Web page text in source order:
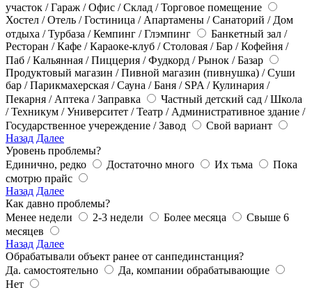
участок / Гараж / Офис / Склад / Торговое помещение
Хостел / Отель / Гостиница / Апартамены / Санаторий / Дом
отдыха / Турбаза / Кемпинг / Глэмпинг
Банкетный зал /
Ресторан / Кафе / Караоке-клуб / Столовая / Бар / Кофейня /
Паб / Кальянная / Пиццерия / Фудкорд / Рынок / Базар
Продуктовый магазин / Пивной магазин (пивнушка) / Суши
бар / Парикмахерская / Сауна / Баня / SPA / Кулинария /
Пекарня / Аптека / Заправка
Частный детский сад / Школа
/ Техникум / Университет / Театр / Административное здание /
Государственное учереждение / Завод
Свой вариант
Назад Далее
Уровень проблемы?
Единично, редко
Достаточно много Их тьма
Пока
смотрю прайс
Назад Далее
Как давно проблемы?
Менее недели
2-3 недели Более месяца
Свыше 6
месяцев
Назад Далее
Обрабатывали объект ранее от санпединстанция?
Да. самостоятельно
Да, компании обрабатывающие
Нет